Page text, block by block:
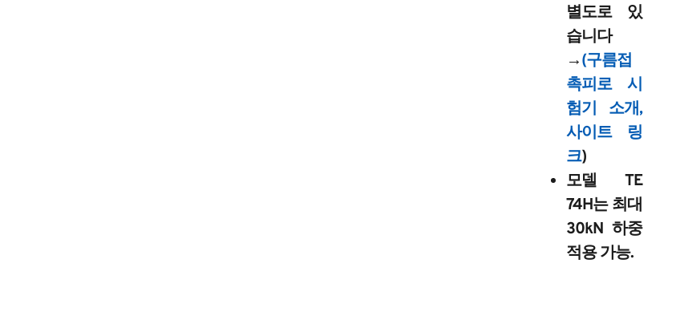
별도로 있
습니다
→(구름접
촉피로 시
험기 소개,
사이트 링
크)
모델 TE
74H는 최대
30kN 하중
적용 가능.